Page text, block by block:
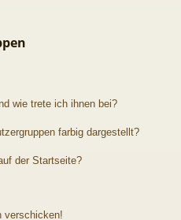
wie trete ich ihnen bei?
farbig dargestellt?
der Startseite?
verschicken!